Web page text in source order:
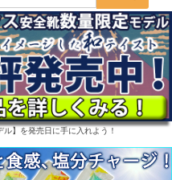
】を発売日に手に入れよう！